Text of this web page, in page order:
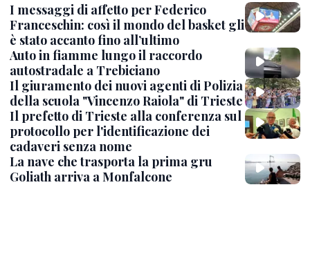
I messaggi di affetto per Federico
Franceschin: così il mondo del basket gli
è stato accanto fino all’ultimo
Auto in fiamme lungo il raccordo
autostradale a Trebiciano
Il giuramento dei nuovi agenti di Polizia
della scuola "Vincenzo Raiola" di Trieste
Il prefetto di Trieste alla conferenza sul
protocollo per l'identificazione dei
cadaveri senza nome
La nave che trasporta la prima gru
Goliath arriva a Monfalcone